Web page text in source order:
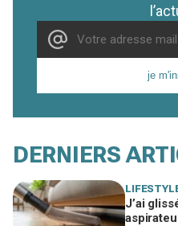
je
DERNIERS
J’ai